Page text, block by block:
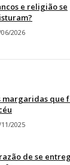
e religião se
2026
margaridas que
2025
de se